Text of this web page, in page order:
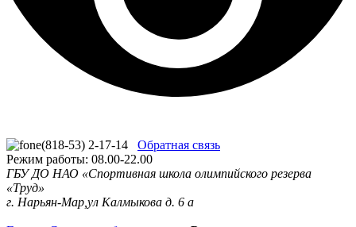
(818-53) 2-17-14 Обратная связь
Режим работы: 08.00-22.00
ГБУ ДО НАО «Спортивная школа олимпийского резерва
«Труд»
г. Нарьян-Мар,ул Калмыкова д. 6 а